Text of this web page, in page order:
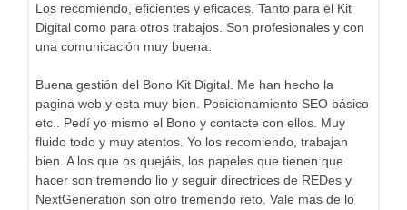
Los recomiendo, eficientes y eficaces. Tanto para el Kit
Digital como para otros trabajos. Son profesionales y con
una comunicación muy buena.
Buena gestión del Bono Kit Digital. Me han hecho la
pagina web y esta muy bien. Posicionamiento SEO básico
etc.. Pedí yo mismo el Bono y contacte con ellos. Muy
fluido todo y muy atentos. Yo los recomiendo, trabajan
bien. A los que os quejáis, los papeles que tienen que
hacer son tremendo lio y seguir directrices de REDes y
NextGeneration son otro tremendo reto. Vale mas de lo